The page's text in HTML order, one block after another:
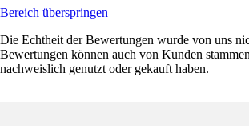
Bereich überspringen
Die Echtheit der Bewertungen wurde von uns
Bewertungen können auch von Kunden
nachweislich genutzt oder gekauft haben.